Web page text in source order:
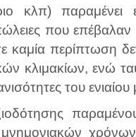
κλπ) παραμένει
που επέβαλαν
σε καμία περίπτωση
κλιμακίων, ενώ
του ενιαίου
μνημονιακών